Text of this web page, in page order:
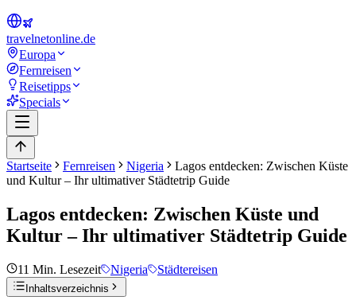
travelnetonline.de
Europa
Fernreisen
Reisetipps
Specials
Startseite Fernreisen Nigeria
Lagos entdecken: Zwischen Küste
und Kultur – Ihr ultimativer Städtetrip Guide
Lagos entdecken: Zwischen Küste und
Kultur – Ihr ultimativer Städtetrip Guide
11 Min. Lesezeit Nigeria Städtereisen
Inhaltsverzeichnis